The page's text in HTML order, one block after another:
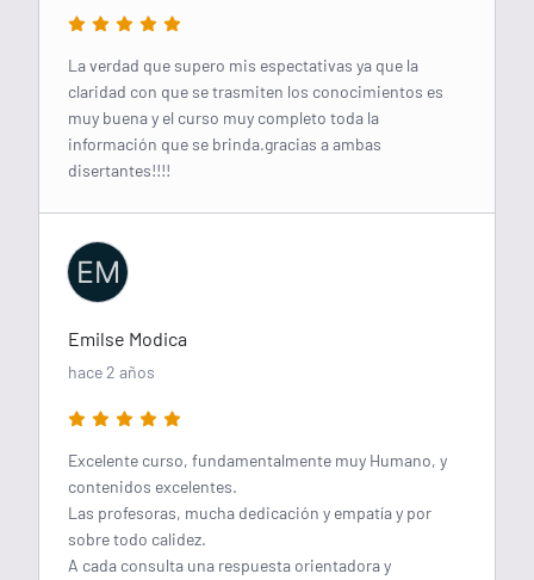
La verdad que supero mis espectativas ya que la
claridad con que se trasmiten los conocimientos es
muy buena y el curso muy completo toda la
información que se brinda.gracias a ambas
disertantes!!!!
EM
Emilse Modica
hace 2 años
Excelente curso, fundamentalmente muy Humano, y
contenidos excelentes.
Las profesoras, mucha dedicación y empatía y por
sobre todo calidez.
A cada consulta una respuesta orientadora y